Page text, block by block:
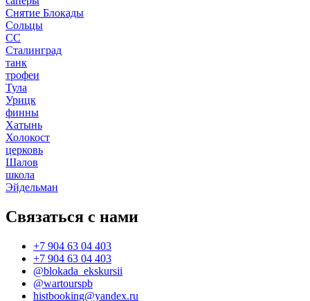
Снятие Блокады
Сольцы
СС
Сталинград
танк
трофеи
Тула
Урицк
финны
Хатынь
Холокост
церковь
Шалов
школа
Эйдельман
Связаться с нами
+7 904 63 04 403
+7 904 63 04 403
@blokada_ekskursii
@wartourspb
histbooking@yandex.ru